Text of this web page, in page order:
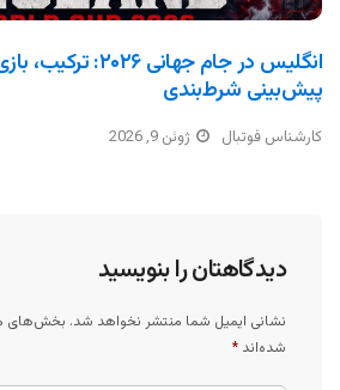
انگلیس در جام جهانی
پیش‌بینی شرط‌بندی
کارشناس فوتبال ژوئن 9, 2026
دیدگاهتان را بنویسید
نشانی ایمیل شما منتشر نخواهد شد. بخش‌های
شده‌اند *